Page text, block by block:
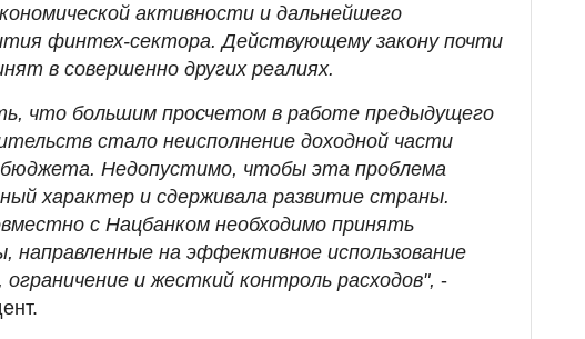
активности и дальнейшего
финтех-сектора. Действующему закону почти
в совершенно других реалиях.
что большим просчетом в работе предыдущего
стало неисполнение доходной части
бюджета. Недопустимо, чтобы эта проблема
характер и сдерживала развитие страны.
с Нацбанком необходимо принять
направленные на эффективное использование
и жесткий контроль расходов", -